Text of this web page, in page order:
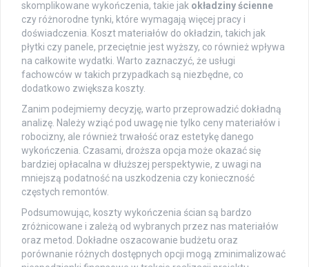
skomplikowane wykończenia, takie jak okładziny ścienne
czy różnorodne tynki, które wymagają więcej pracy i
doświadczenia. Koszt materiałów do okładzin, takich jak
płytki czy panele, przeciętnie jest wyższy, co również wpływa
na całkowite wydatki. Warto zaznaczyć, że usługi
fachowców w takich przypadkach są niezbędne, co
dodatkowo zwiększa koszty.
Zanim podejmiemy decyzję, warto przeprowadzić dokładną
analizę. Należy wziąć pod uwagę nie tylko ceny materiałów i
robocizny, ale również trwałość oraz estetykę danego
wykończenia. Czasami, droższa opcja może okazać się
bardziej opłacalna w dłuższej perspektywie, z uwagi na
mniejszą podatność na uszkodzenia czy konieczność
częstych remontów.
Podsumowując, koszty wykończenia ścian są bardzo
zróżnicowane i zależą od wybranych przez nas materiałów
oraz metod. Dokładne oszacowanie budżetu oraz
porównanie różnych dostępnych opcji mogą zminimalizować